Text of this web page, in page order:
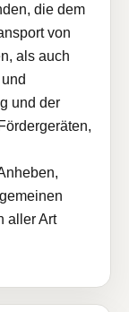
die dem
von
als auch
und der
aller Art